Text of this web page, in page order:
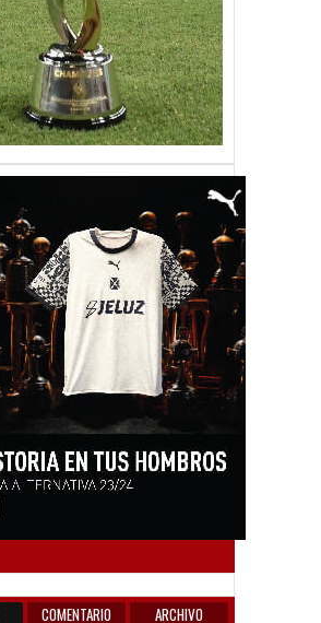
COMENTARIO
ARCHIVO